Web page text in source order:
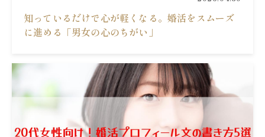
知っているだけで心が軽くなる。婚活をスムーズ
に進める「男女の心のちがい」